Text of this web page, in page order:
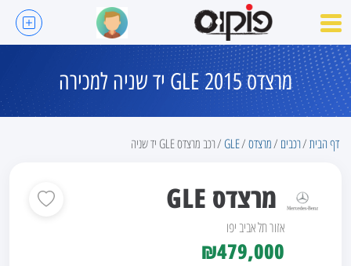
מרצדס GLE 2015 יד שניה למכירה
דף הבית רכבים מרצדס GLE רכב מרצדס GLE יד שניה
מרצדס GLE
אזור תל אביב יפו
₪479,000